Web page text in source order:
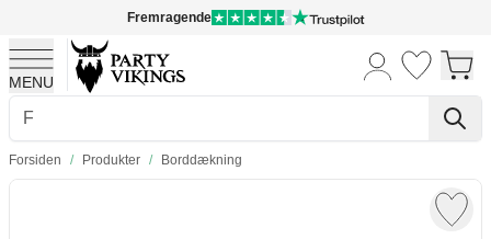
Fremragende
MENU
Skip to Content
Forsiden / Produkter / Borddækning